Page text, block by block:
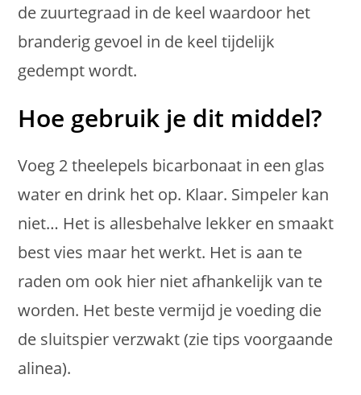
de zuurtegraad in de keel waardoor het
branderig gevoel in de keel tijdelijk
gedempt wordt.
Hoe gebruik je dit middel?
Voeg 2 theelepels bicarbonaat in een glas
water en drink het op. Klaar. Simpeler kan
niet… Het is allesbehalve lekker en smaakt
best vies maar het werkt. Het is aan te
raden om ook hier niet afhankelijk van te
worden. Het beste vermijd je voeding die
de sluitspier verzwakt (zie tips voorgaande
alinea).